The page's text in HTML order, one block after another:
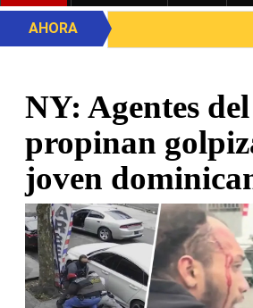
AHORA
NY: Agentes
propinan
joven